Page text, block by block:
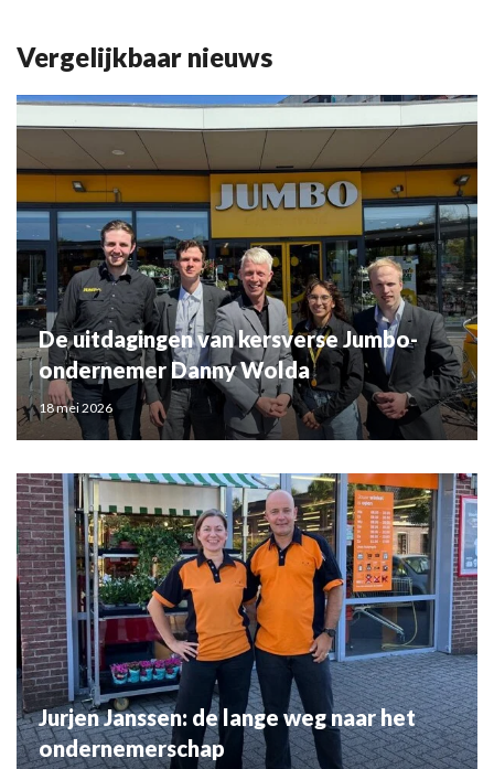
Vergelijkbaar nieuws
De uitdagingen van kersverse Jumbo-
ondernemer Danny Wolda
18 mei 2026
Jurjen Janssen: de lange weg naar het
ondernemerschap